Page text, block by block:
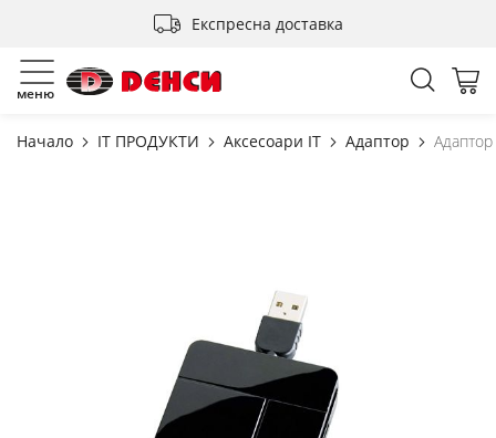
Експресна доставка
меню
Начало IT ПРОДУКТИ Аксесоари IT Адаптор Адаптор